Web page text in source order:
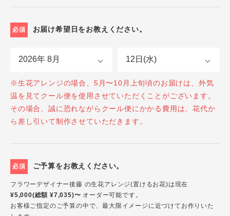
必須 お届け希望日をお教えください。
※生花アレンジの場合、5月〜10月上旬頃のお届けは、外気
温を見てクール便を使用させていただくことがございます。
その場合、誠に恐れながらクール便にかかる費用は、花代か
ら差し引いて制作させていただきます。
必須 ご予算をお教えください。
フラワーデザイナー後藤 の生花アレンジ(置けるお花)は現在
¥5,000(総額 ¥7,035)〜 オーダー可能です。
お客様ご指定のご予算の中で、最大限イメージに近づけてお作りいた